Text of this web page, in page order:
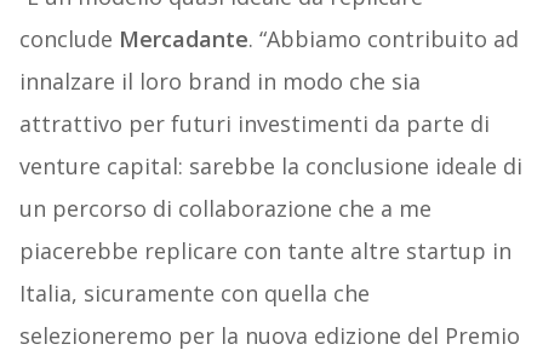
conclude Mercadante. “Abbiamo contribuito ad
innalzare il loro brand in modo che sia
attrattivo per futuri investimenti da parte di
venture capital: sarebbe la conclusione ideale di
un percorso di collaborazione che a me
piacerebbe replicare con tante altre startup in
Italia, sicuramente con quella che
selezioneremo per la nuova edizione del Premio